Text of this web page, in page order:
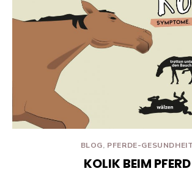
BLOG, PFERDE-GESUNDHEIT
KOLIK BEIM PFERD